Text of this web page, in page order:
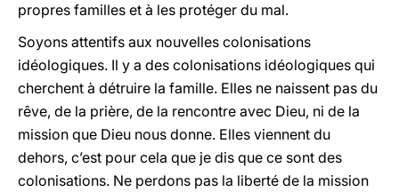
propres familles et à les protéger du mal.
Soyons attentifs aux nouvelles colonisations
idéologiques. Il y a des colonisations idéologiques qui
cherchent à détruire la famille. Elles ne naissent pas du
rêve, de la prière, de la rencontre avec Dieu, ni de la
mission que Dieu nous donne. Elles viennent du
dehors, c’est pour cela que je dis que ce sont des
colonisations. Ne perdons pas la liberté de la mission